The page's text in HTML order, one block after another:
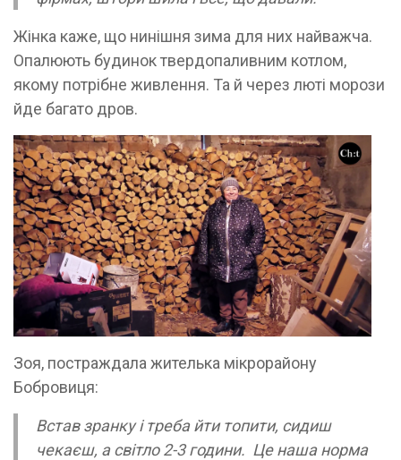
Жінка каже, що нинішня зима для них найважча.
Опалюють будинок твердопаливним котлом,
якому потрібне живлення. Та й через люті морози
йде багато дров.
Зоя, постраждала жителька мікрорайону
Бобровиця:
Встав зранку і треба йти топити, сидиш
чекаєш, а світло 2-3 години. Це наша норма